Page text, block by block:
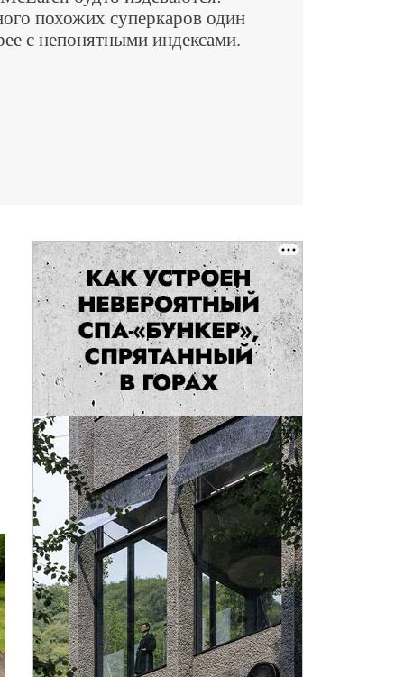
похожих суперкаров один
с непонятными индексами.